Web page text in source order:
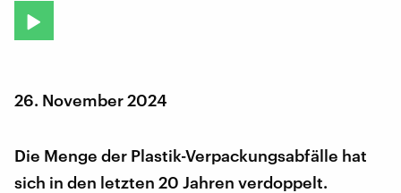
26. November 2024
Die Menge der Plastik-Verpackungsabfälle hat
sich in den letzten 20 Jahren verdoppelt.